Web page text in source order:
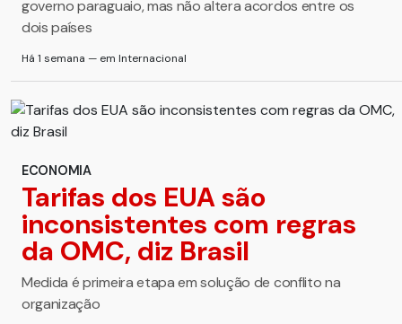
governo paraguaio, mas não altera acordos entre os
dois países
Há 1 semana — em Internacional
ECONOMIA
Tarifas dos EUA são
inconsistentes com regras
da OMC, diz Brasil
Medida é primeira etapa em solução de conflito na
organização